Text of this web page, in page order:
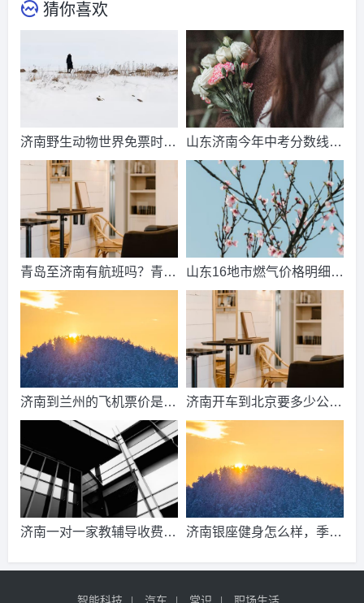
猜你喜欢
济南野生动物世界免票时
间？济南动物王国票价？
山东济南今年中考分数线出
来了吗？济南中考总分多
青岛至济南有航班吗？青岛
到济南的高铁票多钱？
山东16地市燃气价格明细？
2021山东天然气费收费标
济南到兰州的飞机票价是多
少？济南到兰州飞机要多
久？
济南开车到北京要多少公
里、时间、过路费、油钱？
济南一对一家教辅导收费情
济南银座健身怎么样，季